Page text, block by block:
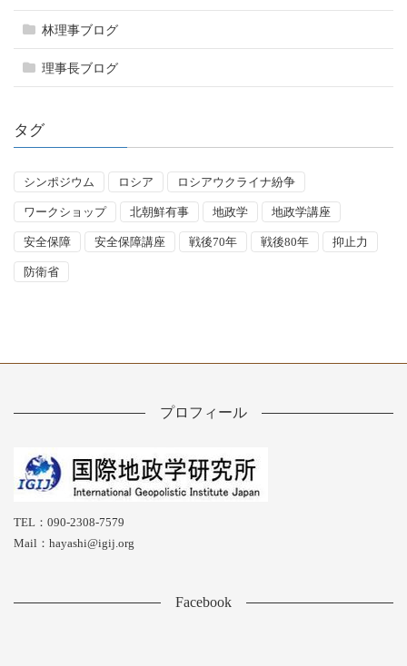
林理事ブログ
理事長ブログ
タグ
シンポジウム ロシア ロシアウクライナ紛争
ワークショップ 北朝鮮有事 地政学 地政学講座
安全保障 安全保障講座 戦後70年 戦後80年 抑止力
防衛省
プロフィール
TEL：090-2308-7579
Mail：hayashi@igij.org
Facebook